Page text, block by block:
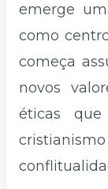
emerge
como
começa
novos
éticas